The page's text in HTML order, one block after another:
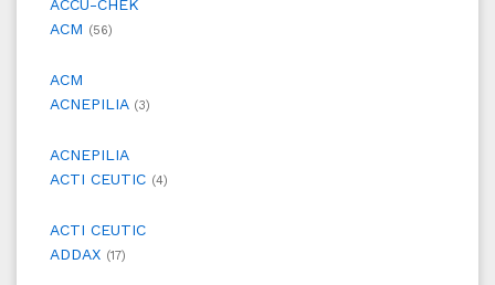
ACCU-CHEK
ACM (56)
ACM
ACNEPILIA (3)
ACNEPILIA
ACTI CEUTIC (4)
ACTI CEUTIC
ADDAX (17)